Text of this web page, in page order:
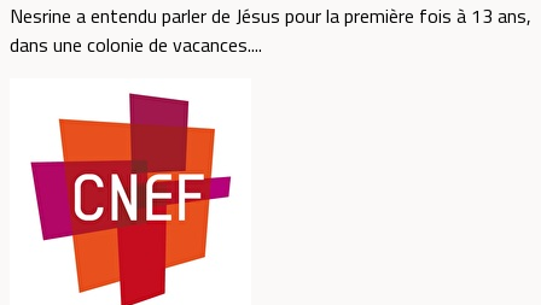
Nesrine a entendu parler de Jésus pour la première fois à 13 ans,
dans une colonie de vacances....